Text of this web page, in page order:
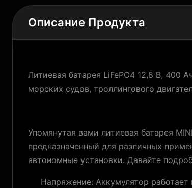
Описание Продукта
Литиевая батарея LiFePO4 12,8 В, 400
морских судов, троллингового
Упомянутая вами литиевая батарея
предназначенный для различных
автономные установки. Давайте
Напряжение: Аккумулятор